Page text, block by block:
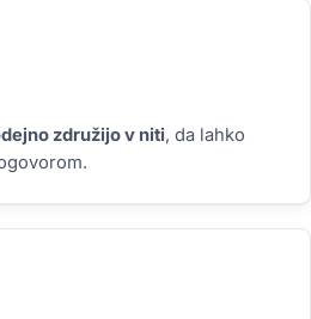
združijo v niti, da lahko